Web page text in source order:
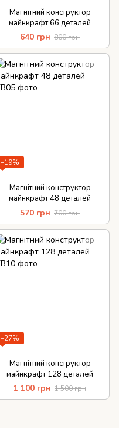
Магнітний конструктор
майнкрафт 66 деталей
640 грн 800 грн
−19%
Магнітний конструктор
майнкрафт 48 деталей
570 грн 700 грн
−27%
Магнітний конструктор
майнкрафт 128 деталей
1 100 грн 1 500 грн